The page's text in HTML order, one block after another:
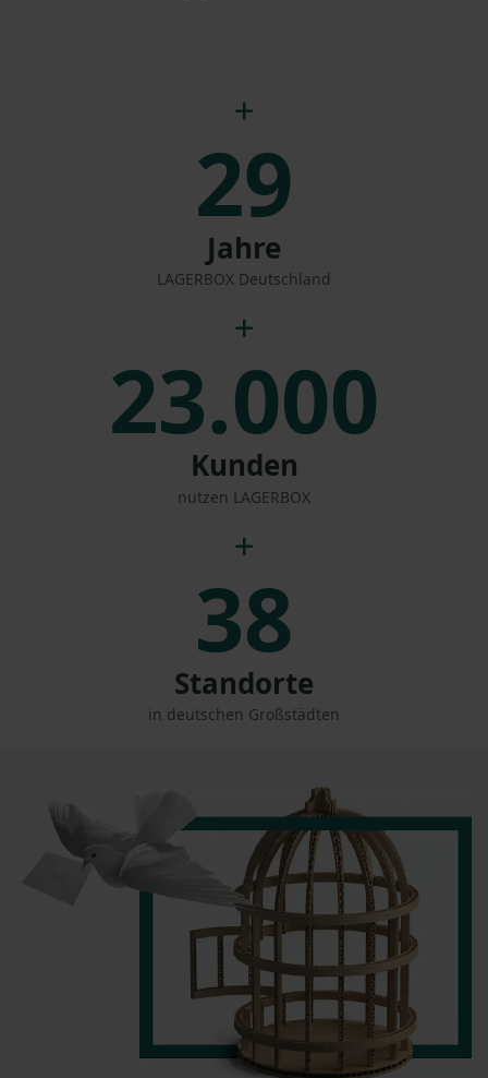
29
Jahre
LAGERBOX Deutschland
23.000
Kunden
nutzen LAGERBOX
38
Standorte
in deutschen Großstädten